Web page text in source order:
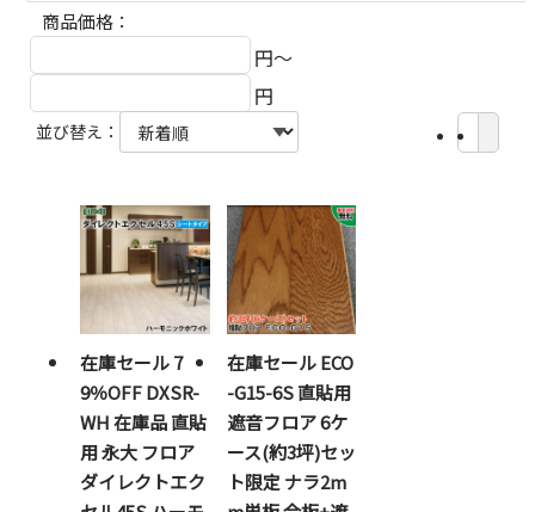
商品価格：
円～
円
並び替え：
在庫セール 7
9％OFF DXSR-
WH 在庫品 直貼
用 永大 フロア
ダイレクトエク
在庫セール ECO
-G15-6S 直貼用
遮音フロア 6ケ
ース(約3坪)セッ
ト限定 ナラ2m